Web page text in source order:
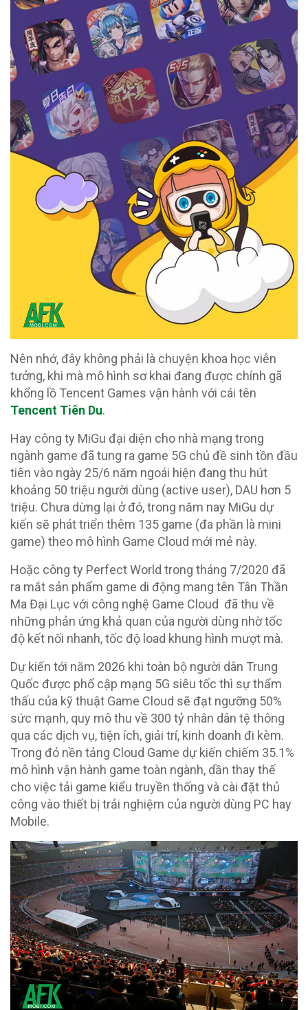
Nên nhớ, đây không phải là chuyện khoa học viễn
tưởng, khi mà mô hình sơ khai đang được chính gã
khổng lồ Tencent Games vận hành với cái tên
Tencent Tiên Du.
Hay công ty MiGu đại diện cho nhà mạng trong
ngành game đã tung ra game 5G chủ đề sinh tồn đầu
tiên vào ngày 25/6 năm ngoái hiện đang thu hút
khoảng 50 triệu người dùng (active user), DAU hơn 5
triệu. Chưa dừng lại ở đó, trong năm nay MiGu dự
kiến sẽ phát triển thêm 135 game (đa phần là mini
game) theo mô hình Game Cloud mới mẻ này.
Hoặc công ty Perfect World trong tháng 7/2020 đã
ra mắt sản phẩm game di động mang tên Tân Thần
Ma Đại Lục với công nghệ Game Cloud đã thu về
những phản ứng khả quan của người dùng nhờ tốc
độ kết nối nhanh, tốc độ load khung hình mượt mà.
Dự kiến tới năm 2026 khi toàn bộ người dân Trung
Quốc được phổ cập mạng 5G siêu tốc thì sự thẩm
thấu của kỹ thuật Game Cloud sẽ đạt ngưỡng 50%
sức mạnh, quy mô thu về 300 tỷ nhân dân tệ thông
qua các dịch vụ, tiện ích, giải trí, kinh doanh đi kèm.
Trong đó nền tảng Cloud Game dự kiến chiếm 35.1%
mô hình vận hành game toàn ngành, dần thay thế
cho việc tải game kiểu truyền thống và cài đặt thủ
công vào thiết bị trải nghiệm của người dùng PC hay
Mobile.